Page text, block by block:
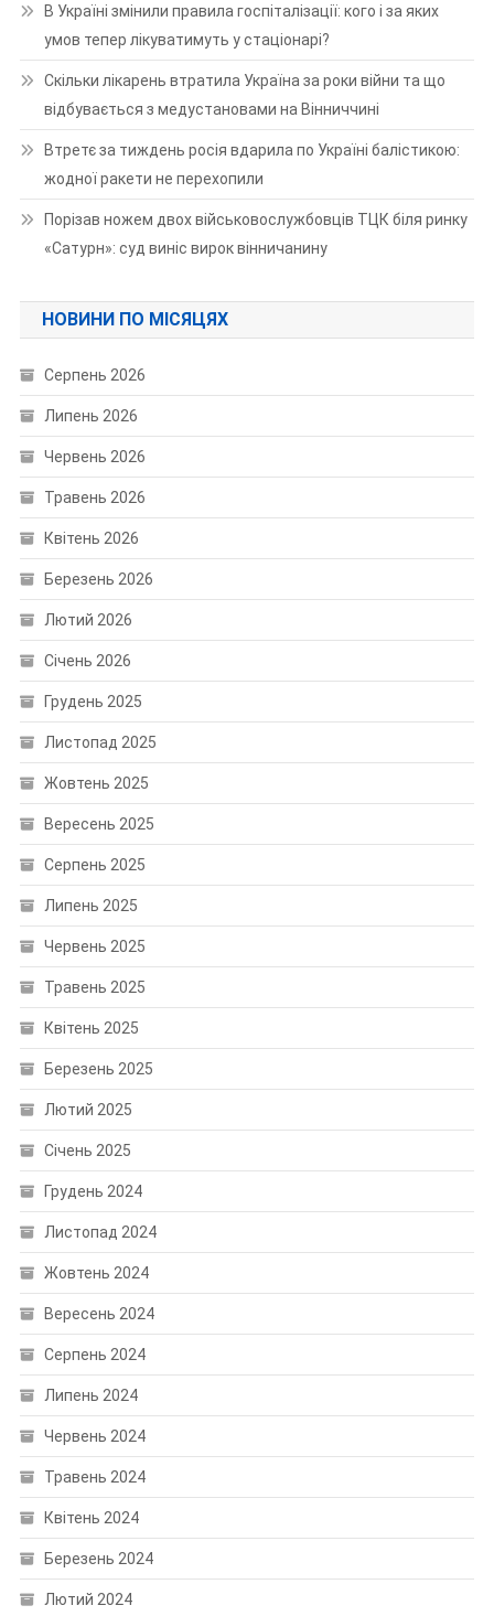
В Україні змінили правила госпіталізації: кого і за яких
умов тепер лікуватимуть у стаціонарі?
Скільки лікарень втратила Україна за роки війни та що
відбувається з медустановами на Вінниччині
Втретє за тиждень росія вдарила по Україні балістикою:
жодної ракети не перехопили
Порізав ножем двох військовослужбовців ТЦК біля ринку
«Сатурн»: суд виніс вирок вінничанину
НОВИНИ ПО МІСЯЦЯХ
Серпень 2026
Липень 2026
Червень 2026
Травень 2026
Квітень 2026
Березень 2026
Лютий 2026
Січень 2026
Грудень 2025
Листопад 2025
Жовтень 2025
Вересень 2025
Серпень 2025
Липень 2025
Червень 2025
Травень 2025
Квітень 2025
Березень 2025
Лютий 2025
Січень 2025
Грудень 2024
Листопад 2024
Жовтень 2024
Вересень 2024
Серпень 2024
Липень 2024
Червень 2024
Травень 2024
Квітень 2024
Березень 2024
Лютий 2024